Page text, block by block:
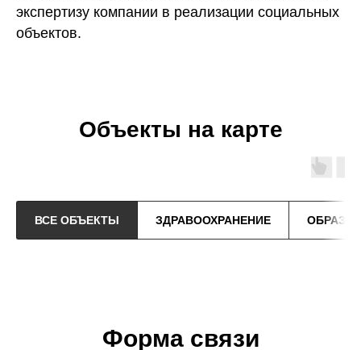
экспертизу компании в реализации социальных
объектов.
Объекты на карте
ВСЕ ОБЪЕКТЫ ЗДРАВООХРАНЕНИЕ
Форма связи